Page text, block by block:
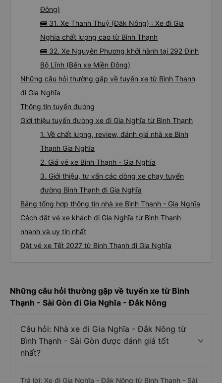
Đông)
🚌 31. Xe Thanh Thuỷ (Đắk Nông) : Xe đi Gia
Nghĩa chất lượng cao từ Bình Thạnh
🚌 32. Xe Nguyên Phương khởi hành tại 292 Đinh
Bộ Lĩnh (Bến xe Miền Đông)
Những câu hỏi thường gặp về tuyến xe từ Bình Thạnh
đi Gia Nghĩa
Thông tin tuyến đường
Giới thiệu tuyến đường xe đi Gia Nghĩa từ Bình Thạnh
1. Về chất lượng, review, đánh giá nhà xe Bình
Thạnh Gia Nghĩa
2. Giá vé xe Bình Thạnh - Gia Nghĩa
3. Giới thiệu, tư vấn các dòng xe chạy tuyến
đường Bình Thạnh đi Gia Nghĩa
Bảng tổng hợp thông tin nhà xe Bình Thạnh - Gia Nghĩa
Cách đặt vé xe khách đi Gia Nghĩa từ Bình Thạnh
nhanh và uy tín nhất
Đặt vé xe Tết 2027 từ Bình Thạnh đi Gia Nghĩa
Những câu hỏi thường gặp về tuyến xe từ Bình
Thạnh - Sài Gòn đi Gia Nghĩa - Đắk Nông
Câu hỏi: Nhà xe đi Gia Nghĩa - Đắk Nông từ
Bình Thạnh - Sài Gòn được đánh giá tốt
nhất?
Trả lời: Xe đi Gia Nghĩa - Đắk Nông từ Bình Thạnh - Sài